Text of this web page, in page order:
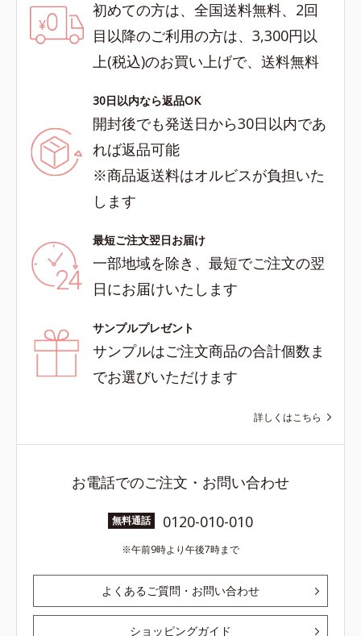
初めての方は、全国送料無料、2回
目以降のご利用の方は、3,300円以
上(税込)のお買い上げで、送料無料
30日以内なら返品OK
開封後でも発送日から30日以内であ
れば返品可能
※商品返送料はオルビスが負担いた
します
最短ご注文翌日お届け
一部地域を除き、最短でご注文の翌
日にお届けいたします
サンプルプレゼント
サンプルはご注文商品の合計個数ま
でお選びいただけます
詳しくはこちら
お電話でのご注文・お問い合わせ
無料通話 0120-010-010
午前9時より午後7時まで
よくあるご質問・お問い合わせ
ショッピングガイド